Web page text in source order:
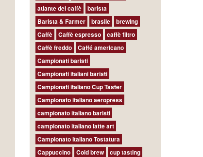
atlante del caffè
barista
Barista & Farmer
brasile
brewing
Caffè
Caffè espresso
caffè filtro
Caffè freddo
Caffé americano
Campionati baristi
Campionati italiani baristi
Campionati italiano Cup Taster
Campionato italiano aeropress
campionato italiano baristi
campionato italiano latte art
Campionato Italiano Tostatura
Cappuccino
Cold brew
cup tasting